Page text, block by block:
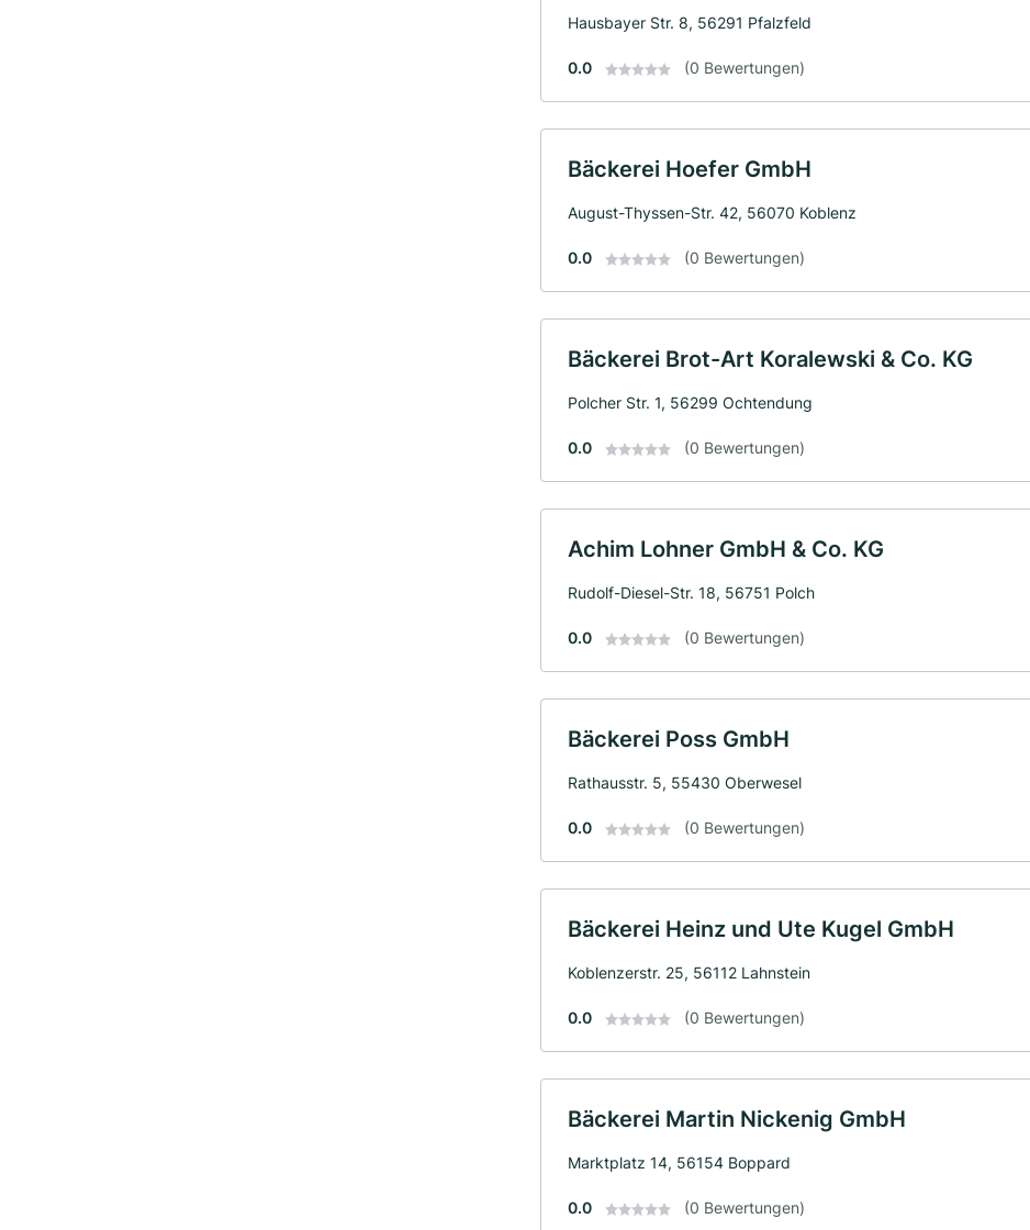
Hausbayer Str. 8, 56291 Pfalzfeld
0.0 (0 Bewertungen)
Bäckerei Hoefer GmbH
August-Thyssen-Str. 42, 56070 Koblenz
0.0 (0 Bewertungen)
Bäckerei Brot-Art Koralewski & Co. KG
Polcher Str. 1, 56299 Ochtendung
0.0 (0 Bewertungen)
Achim Lohner GmbH & Co. KG
Rudolf-Diesel-Str. 18, 56751 Polch
0.0 (0 Bewertungen)
Bäckerei Poss GmbH
Rathausstr. 5, 55430 Oberwesel
0.0 (0 Bewertungen)
Bäckerei Heinz und Ute Kugel GmbH
Koblenzerstr. 25, 56112 Lahnstein
0.0 (0 Bewertungen)
Bäckerei Martin Nickenig GmbH
Marktplatz 14, 56154 Boppard
0.0 (0 Bewertungen)